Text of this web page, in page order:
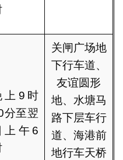
上9时
分至翌
上午6
关闸广场地
下行车道、
友谊圆形
地、水塘马
路下层车行
道、海港前
地行车天桥